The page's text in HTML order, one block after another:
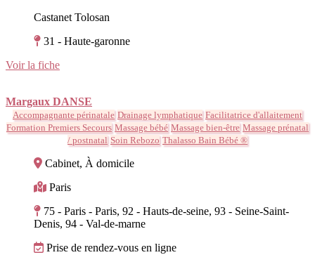
Castanet Tolosan
31 - Haute-garonne
Voir la fiche
Margaux DANSE
Accompagnante périnatale Drainage lymphatique Facilitatrice d'allaitement
Formation Premiers Secours Massage bébé Massage bien-être Massage prénatal
/ postnatal Soin Rebozo Thalasso Bain Bébé ®
Cabinet, À domicile
Paris
75 - Paris - Paris, 92 - Hauts-de-seine, 93 - Seine-Saint-
Denis, 94 - Val-de-marne
Prise de rendez-vous en ligne